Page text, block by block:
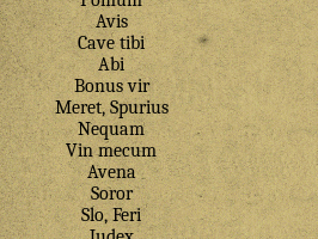
Avis
Cave tibi
Abi
Bonus vir
Meret, Spurius
Nequam
Vin mecum
Avena
Soror
Slo, Feri